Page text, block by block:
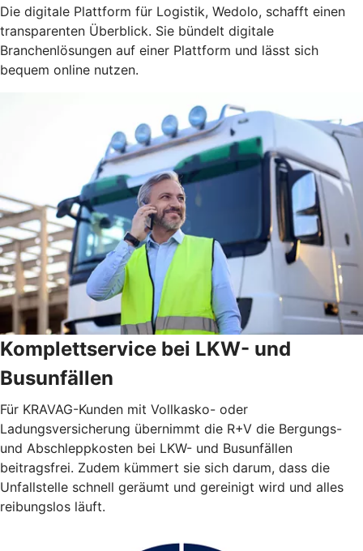
Die digitale Plattform für Logistik, Wedolo, schafft einen
transparenten Überblick. Sie bündelt digitale
Branchenlösungen auf einer Plattform und lässt sich
bequem online nutzen.
Komplettservice bei LKW- und
Busunfällen
Für KRAVAG-Kunden mit Vollkasko- oder
Ladungsversicherung übernimmt die R+V die Bergungs-
und Abschleppkosten bei LKW- und Busunfällen
beitragsfrei. Zudem kümmert sie sich darum, dass die
Unfallstelle schnell geräumt und gereinigt wird und alles
reibungslos läuft.